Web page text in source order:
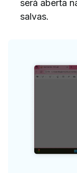
será aberta
salvas.